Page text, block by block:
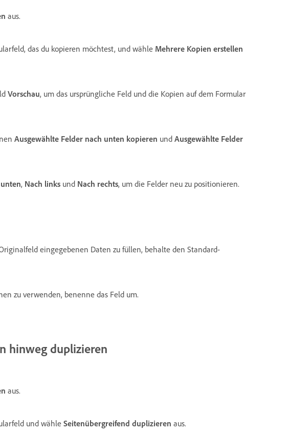
aus.
das du kopieren möchtest, und wähle Mehrere Kopien erstellen
Vorschau, um das ursprüngliche Feld und die Kopien auf dem Formular
Ausgewählte Felder nach unten kopieren und Ausgewählte Felder
, Nach links und Nach rechts, um die Felder neu zu positionieren.
eingegebenen Daten zu füllen, behalte den Standard-
zu verwenden, benenne das Feld um.
hinweg duplizieren
aus.
und wähle Seitenübergreifend duplizieren aus.